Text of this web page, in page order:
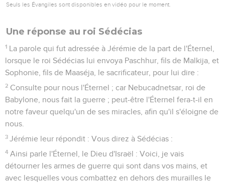
Seuls les Évangiles sont disponibles en vidéo pour le moment.
Une réponse au roi Sédécias
1 La parole qui fut adressée à Jérémie de la part de l'Éternel,
lorsque le roi Sédécias lui envoya Paschhur, fils de Malkija, et
Sophonie, fils de Maaséja, le sacrificateur, pour lui dire :
2 Consulte pour nous l'Éternel ; car Nebucadnetsar, roi de
Babylone, nous fait la guerre ; peut-être l'Éternel fera-t-il en
notre faveur quelqu'un de ses miracles, afin qu'il s'éloigne de
nous.
3 Jérémie leur répondit : Vous direz à Sédécias :
4 Ainsi parle l'Éternel, le Dieu d'Israël : Voici, je vais
détourner les armes de guerre qui sont dans vos mains, et
avec lesquelles vous combattez en dehors des murailles le